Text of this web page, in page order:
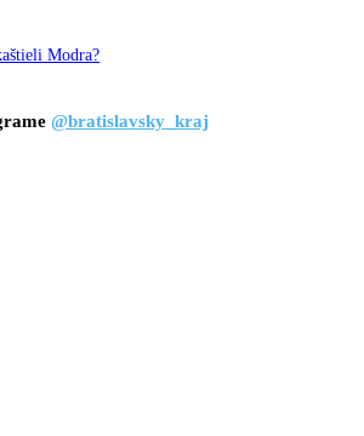
Modra?
@bratislavsky_kraj